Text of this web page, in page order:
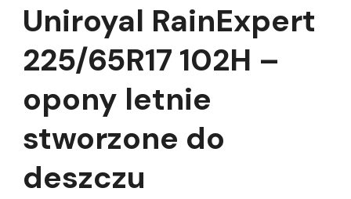
Uniroyal RainExpert
225/65R17 102H –
opony letnie
stworzone do
deszczu